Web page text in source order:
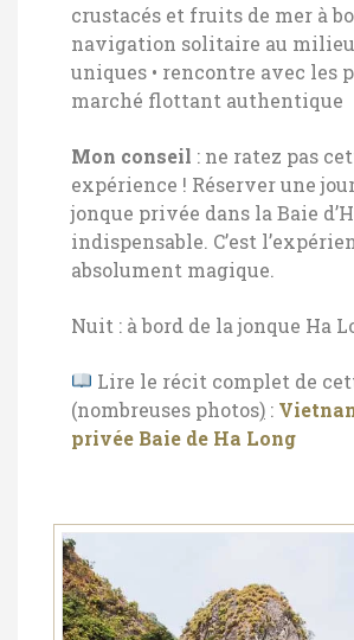
crustacés et fruits de mer à
navigation solitaire au milieu
uniques • rencontre avec les
marché flottant authentique
Mon conseil : ne ratez pas
expérience ! Réserver une
jonque privée dans la Baie
indispensable. C’est
absolument magique.
Nuit : à bord de la jonque Ha
Lire le récit complet de
(nombreuses photos) :
privée Baie de Ha Long